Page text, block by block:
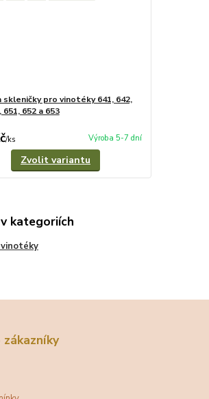
skleničky pro vinotéky 641, 642,
651, 652 a 653
/ks Výroba 5-7 dní
Zvolit variantu
kategoriích